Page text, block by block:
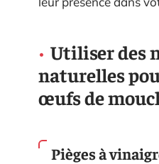
Utiliser des
naturelles
œufs de
Pièges à